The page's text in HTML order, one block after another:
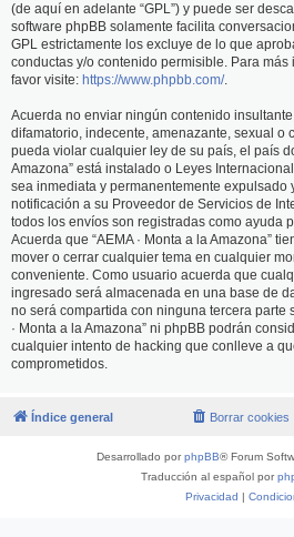
(de aquí en adelante “GPL”) y puede ser
software phpBB solamente facilita
GPL estrictamente los excluye de lo que
conductas y/o contenido permisible. Para
favor visite: https://www.phpbb.com/.
Acuerda no enviar ningún contenido
difamatorio, indecente, amenazante, sexual o
pueda violar cualquier ley de su país, el país
Amazona” está instalado o Leyes
sea inmediata y permanentemente expulsado
notificación a su Proveedor de Servicios de
todos los envíos son registradas como ayuda
Acuerda que “AEMA · Monta a la Amazona”
mover o cerrar cualquier tema en cualquier
conveniente. Como usuario acuerda que
ingresado será almacenada en una base de
no será compartida con ninguna tercera parte
· Monta a la Amazona” ni phpBB podrán
cualquier intento de hacking que conlleve a
comprometidos.
Índice general Borrar cookies
Desarrollado porphpBB® Forum
Traducción al español por
Privacidad |